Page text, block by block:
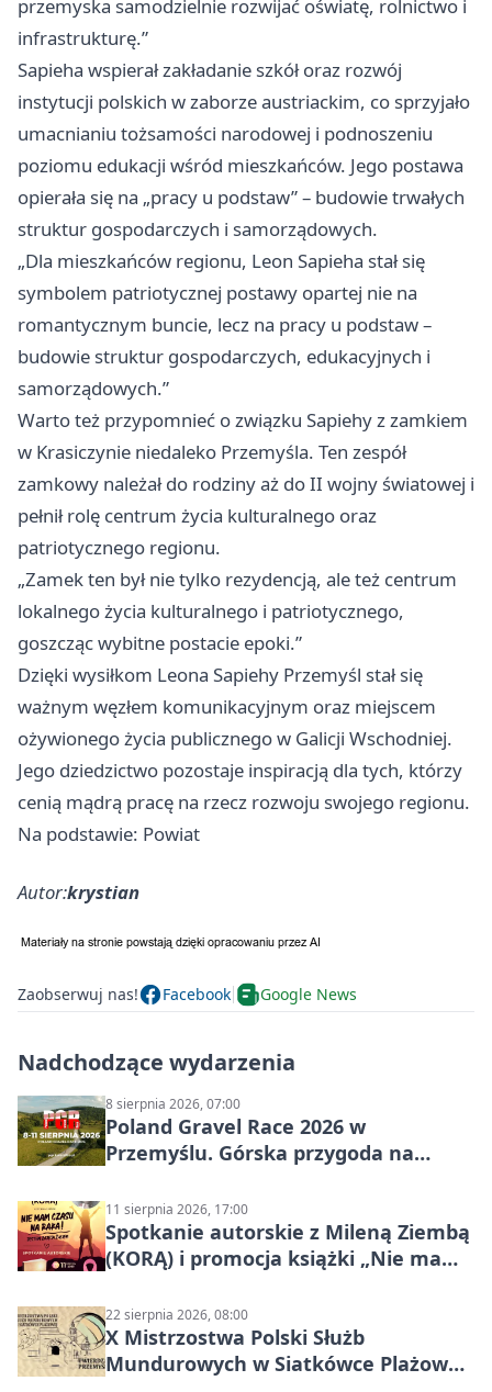
przemyska samodzielnie rozwijać oświatę, rolnictwo i
infrastrukturę.”
Sapieha wspierał zakładanie szkół oraz rozwój
instytucji polskich w zaborze austriackim, co sprzyjało
umacnianiu tożsamości narodowej i podnoszeniu
poziomu edukacji wśród mieszkańców. Jego postawa
opierała się na „pracy u podstaw” – budowie trwałych
struktur gospodarczych i samorządowych.
„Dla mieszkańców regionu, Leon Sapieha stał się
symbolem patriotycznej postawy opartej nie na
romantycznym buncie, lecz na pracy u podstaw –
budowie struktur gospodarczych, edukacyjnych i
samorządowych.”
Warto też przypomnieć o związku Sapiehy z zamkiem
w Krasiczynie niedaleko Przemyśla. Ten zespół
zamkowy należał do rodziny aż do II wojny światowej i
pełnił rolę centrum życia kulturalnego oraz
patriotycznego regionu.
„Zamek ten był nie tylko rezydencją, ale też centrum
lokalnego życia kulturalnego i patriotycznego,
goszcząc wybitne postacie epoki.”
Dzięki wysiłkom Leona Sapiehy Przemyśl stał się
ważnym węzłem komunikacyjnym oraz miejscem
ożywionego życia publicznego w Galicji Wschodniej.
Jego dziedzictwo pozostaje inspiracją dla tych, którzy
cenią mądrą pracę na rzecz rozwoju swojego regionu.
Na podstawie: Powiat
Autor:krystian
Zaobserwuj nas! Facebook Google News
Nadchodzące wydarzenia
8 sierpnia 2026, 07:00
Poland Gravel Race 2026 w
Przemyślu. Górska przygoda na
11 sierpnia 2026, 17:00
Spotkanie autorskie z Mileną Ziembą
(KORĄ) i promocja książki „Nie mam
22 sierpnia 2026, 08:00
X Mistrzostwa Polski Służb
Mundurowych w Siatkówce Plażowej